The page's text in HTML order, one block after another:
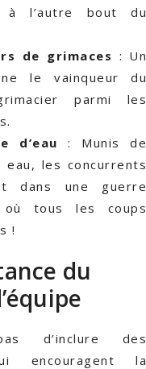
l’autre bout du
de grimaces : Un
le vainqueur du
parmi les
d’eau : Munis de
les concurrents
dans une guerre
où tous les coups
!
du
d’inclure des
encouragent la